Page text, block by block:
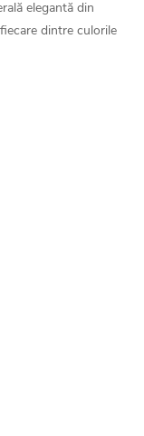
elegantă din
dintre culorile